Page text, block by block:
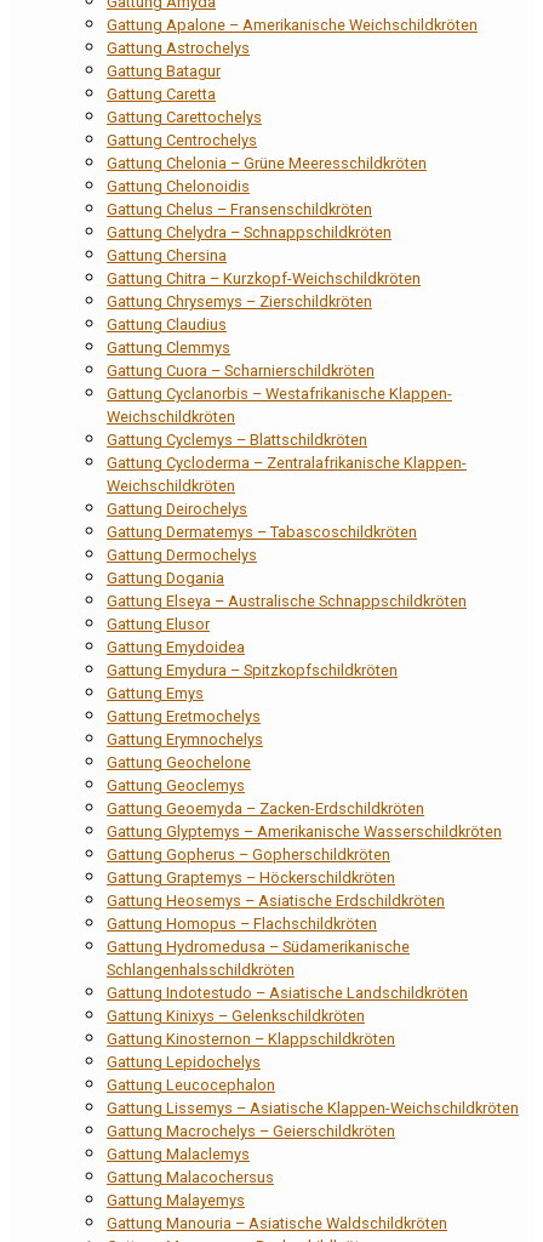
Gattung Apalone – Amerikanische Weichschildkröten
Gattung Astrochelys
Gattung Batagur
Gattung Caretta
Gattung Carettochelys
Gattung Centrochelys
Gattung Chelonia – Grüne Meeresschildkröten
Gattung Chelonoidis
Gattung Chelus – Fransenschildkröten
Gattung Chelydra – Schnappschildkröten
Gattung Chersina
Gattung Chitra – Kurzkopf-Weichschildkröten
Gattung Chrysemys – Zierschildkröten
Gattung Claudius
Gattung Clemmys
Gattung Cuora – Scharnierschildkröten
Gattung Cyclanorbis – Westafrikanische Klappen-
Weichschildkröten
Gattung Cyclemys – Blattschildkröten
Gattung Cycloderma – Zentralafrikanische Klappen-
Weichschildkröten
Gattung Deirochelys
Gattung Dermatemys – Tabascoschildkröten
Gattung Dermochelys
Gattung Dogania
Gattung Elseya – Australische Schnappschildkröten
Gattung Elusor
Gattung Emydoidea
Gattung Emydura – Spitzkopfschildkröten
Gattung Emys
Gattung Eretmochelys
Gattung Erymnochelys
Gattung Geochelone
Gattung Geoclemys
Gattung Geoemyda – Zacken-Erdschildkröten
Gattung Glyptemys – Amerikanische Wasserschildkröten
Gattung Gopherus – Gopherschildkröten
Gattung Graptemys – Höckerschildkröten
Gattung Heosemys – Asiatische Erdschildkröten
Gattung Homopus – Flachschildkröten
Gattung Hydromedusa – Südamerikanische
Schlangenhalsschildkröten
Gattung Indotestudo – Asiatische Landschildkröten
Gattung Kinixys – Gelenkschildkröten
Gattung Kinosternon – Klappschildkröten
Gattung Lepidochelys
Gattung Leucocephalon
Gattung Lissemys – Asiatische Klappen-Weichschildkröten
Gattung Macrochelys – Geierschildkröten
Gattung Malaclemys
Gattung Malacochersus
Gattung Malayemys
Gattung Manouria – Asiatische Waldschildkröten